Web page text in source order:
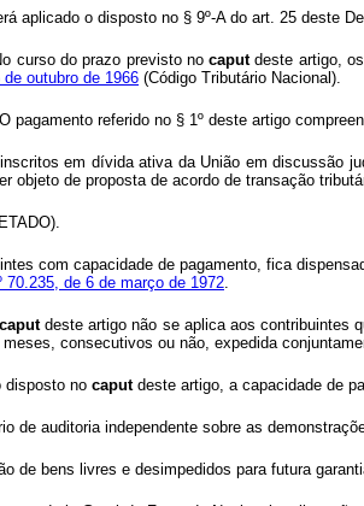
aplicado o disposto no § 9º-A do art. 25 deste
curso do prazo previsto nocaputdeste artigo, os
outubro de 1966 (Código Tributário Nacional).
pagamento referido no § 1º deste artigo
em dívida ativa da União em discussão
objeto de proposta de acordo de transação
com capacidade de pagamento, fica
70.235, de 6 de março de 1972.
caputdeste artigo não se aplica aos contribuintes
consecutivos ou não, expedida
disposto no caputdeste artigo, a capacidade de
de auditoria independente sobre as
de bens livres e desimpedidos para futura